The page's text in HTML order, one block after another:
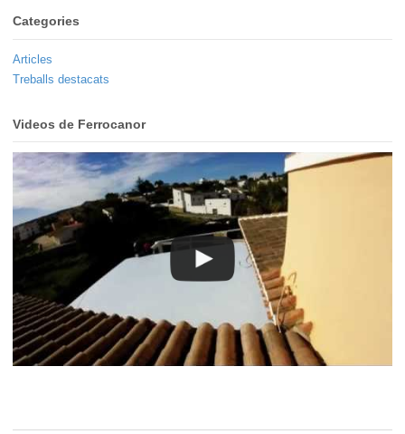
Categories
Articles
Treballs destacats
Videos de Ferrocanor